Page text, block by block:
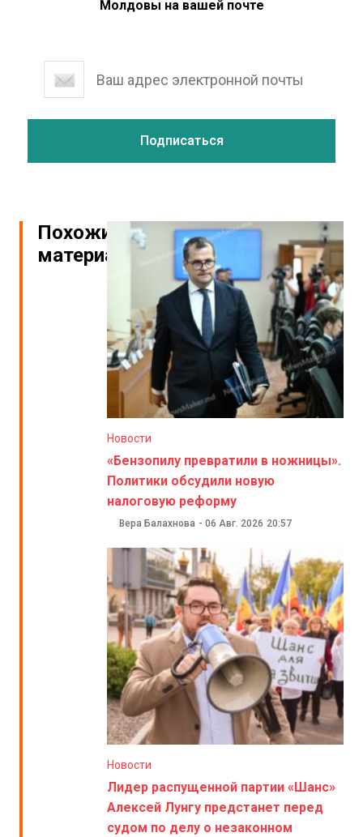
Молдовы на вашей почте
Похожие
материалы
Новости
«Бензопилу превратили в ножницы».
Политики обсудили новую
налоговую реформу
Вера Балахнова - 06 Авг. 2026 20:57
Новости
Лидер распущенной партии «Шанс»
Алексей Лунгу предстанет перед
судом по делу о незаконном